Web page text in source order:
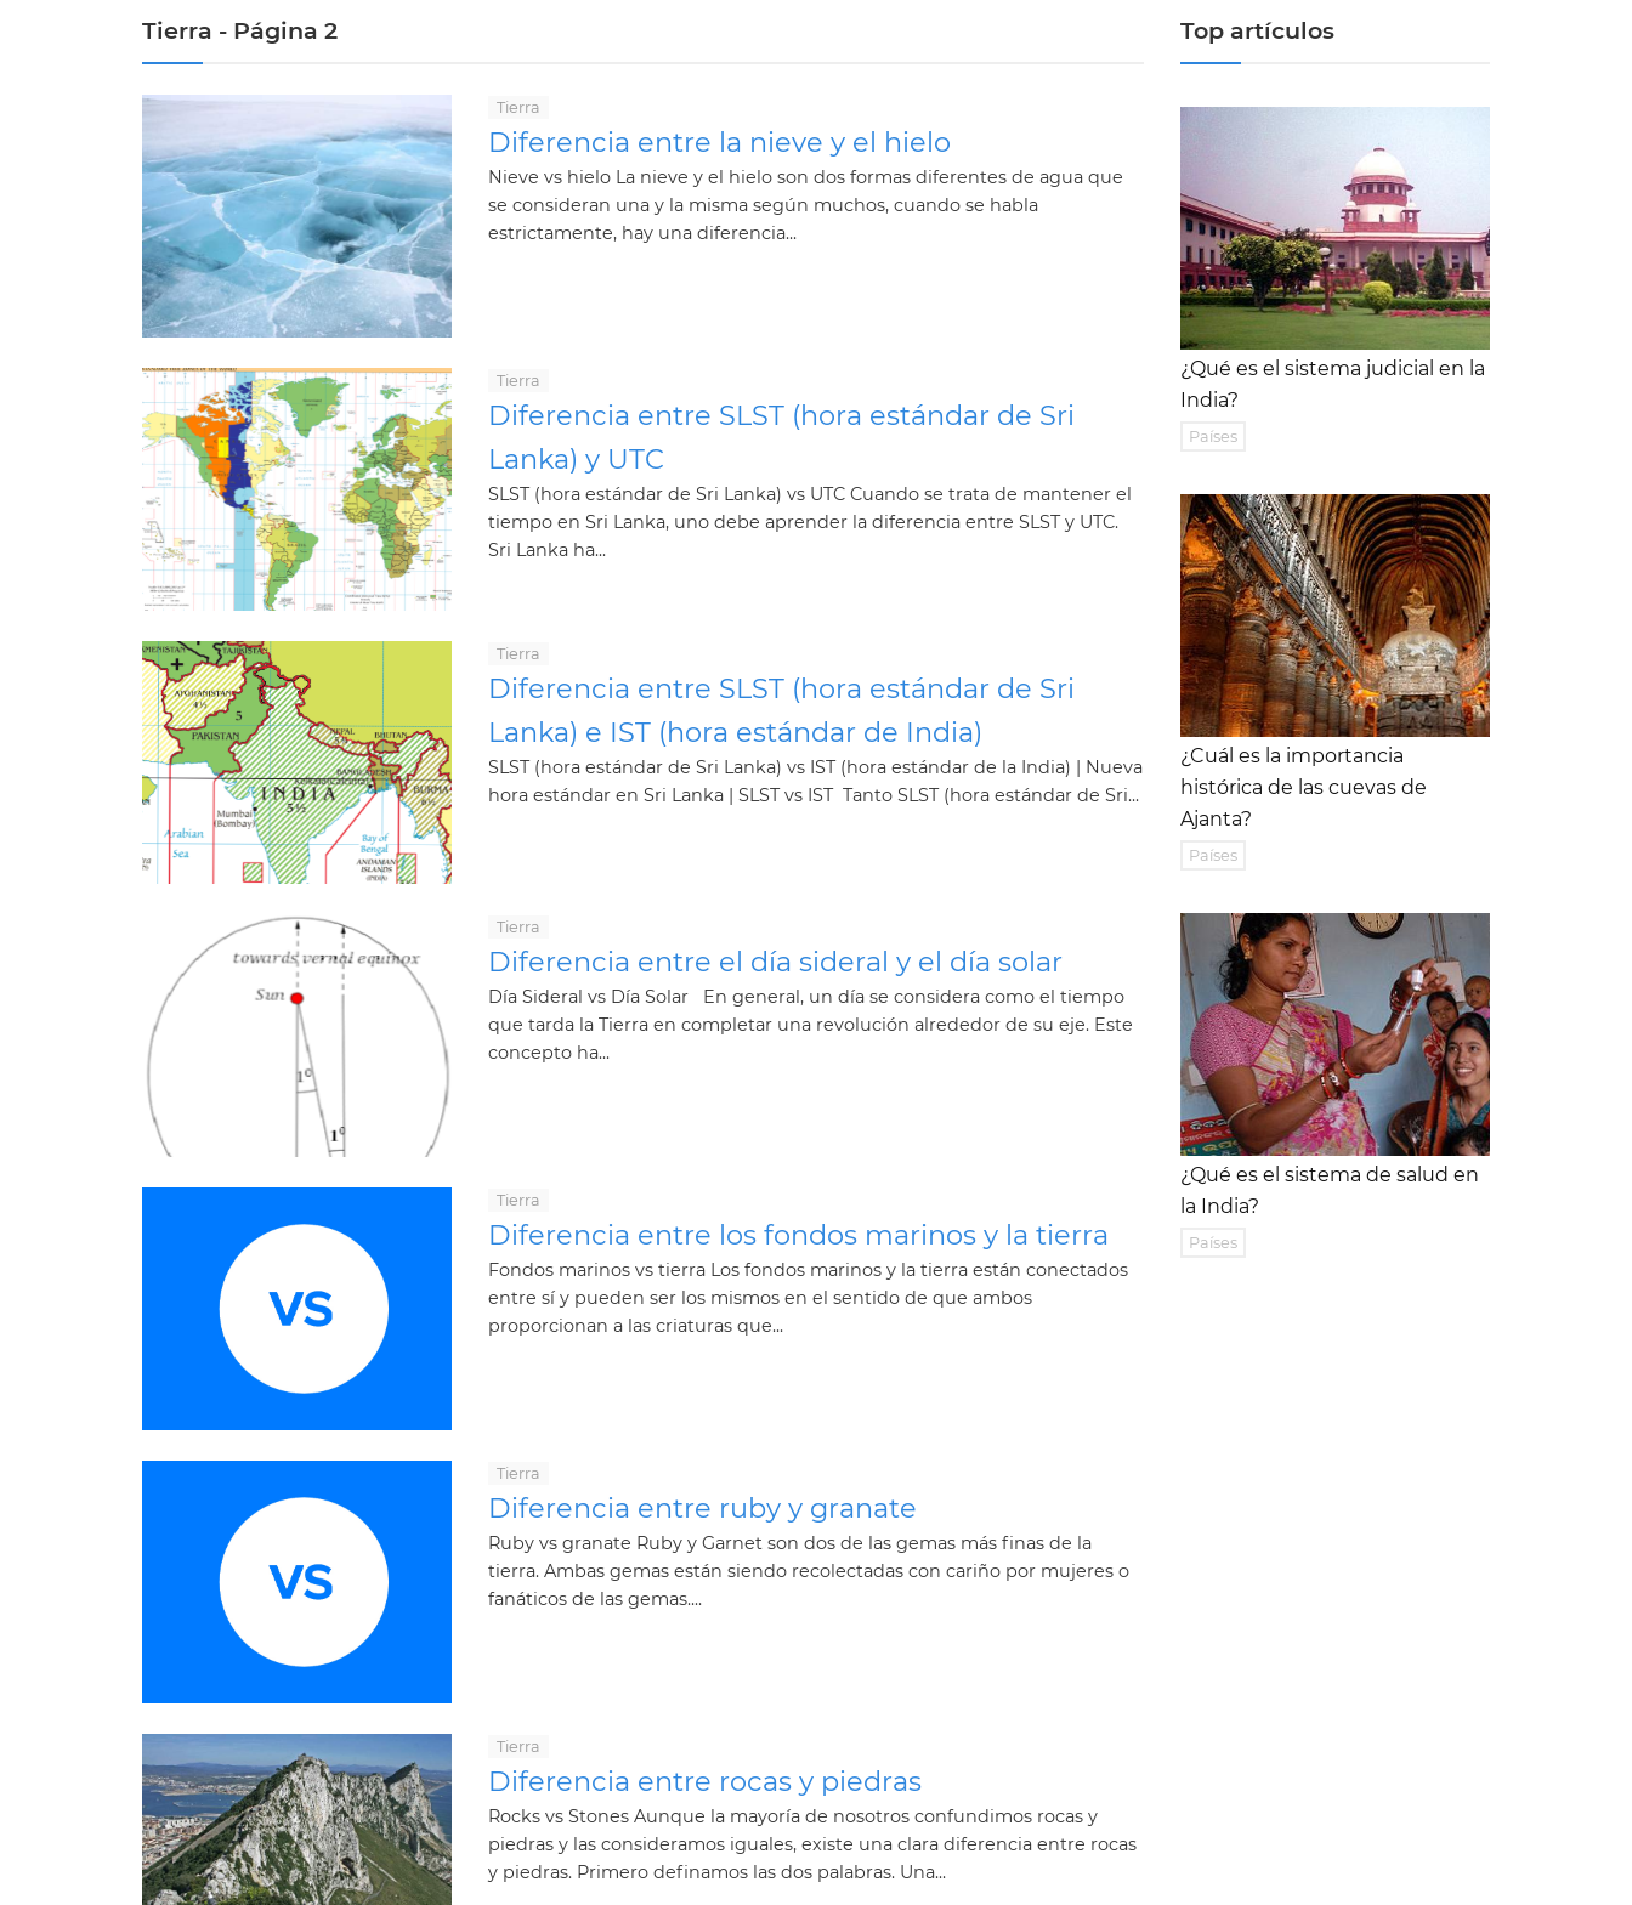
Tierra - Página 2
Tierra
Diferencia entre la nieve y el hielo
Nieve vs hielo La nieve y el hielo son dos formas diferentes de agua que
se consideran una y la misma según muchos, cuando se habla
estrictamente, hay una diferencia...
Tierra
Diferencia entre SLST (hora estándar de Sri
Lanka) y UTC
SLST (hora estándar de Sri Lanka) vs UTC Cuando se trata de mantener el
tiempo en Sri Lanka, uno debe aprender la diferencia entre SLST y UTC.
Sri Lanka ha...
Tierra
Diferencia entre SLST (hora estándar de Sri
Lanka) e IST (hora estándar de India)
SLST (hora estándar de Sri Lanka) vs IST (hora estándar de la India) | Nueva
hora estándar en Sri Lanka | SLST vs IST Tanto SLST (hora estándar de Sri...
Tierra
Diferencia entre el día sideral y el día solar
Día Sideral vs Día Solar En general, un día se considera como el tiempo
que tarda la Tierra en completar una revolución alrededor de su eje. Este
concepto ha...
Tierra
Diferencia entre los fondos marinos y la tierra
Fondos marinos vs tierra Los fondos marinos y la tierra están conectados
entre sí y pueden ser los mismos en el sentido de que ambos
proporcionan a las criaturas que...
Tierra
Diferencia entre ruby ​​y granate
Ruby vs granate Ruby y Garnet son dos de las gemas más finas de la
tierra. Ambas gemas están siendo recolectadas con cariño por mujeres o
fanáticos de las gemas....
Tierra
Diferencia entre rocas y piedras
Rocks vs Stones Aunque la mayoría de nosotros confundimos rocas y
piedras y las consideramos iguales, existe una clara diferencia entre rocas
y piedras. Primero definamos las dos palabras. Una...
Top artículos
¿Qué es el sistema judicial en la
India?
Países
¿Cuál es la importancia
histórica de las cuevas de
Ajanta?
Países
¿Qué es el sistema de salud en
la India?
Países